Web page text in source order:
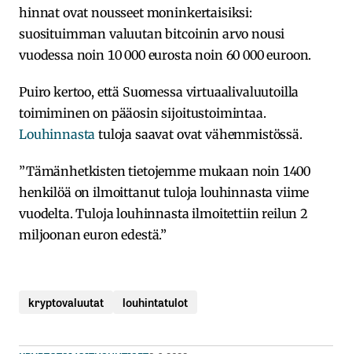
hinnat ovat nousseet moninkertaisiksi:
suosituimman valuutan bitcoinin arvo nousi
vuodessa noin 10 000 eurosta noin 60 000 euroon.
Puiro kertoo, että Suomessa virtuaalivaluutoilla
toimiminen on pääosin sijoitustoimintaa.
Louhinnasta tuloja saavat ovat vähemmistössä.
”Tämänhetkisten tietojemme mukaan noin 1400
henkilöä on ilmoittanut tuloja louhinnasta viime
vuodelta. Tuloja louhinnasta ilmoitettiin reilun 2
miljoonan euron edestä.”
kryptovaluutat louhintatulot